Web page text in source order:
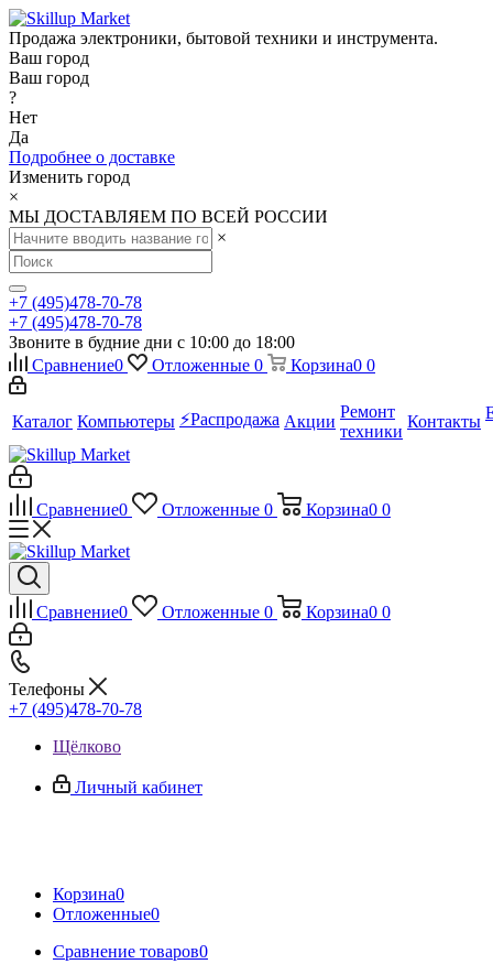
Продажа электроники, бытовой техники и инструмента.
Ваш город
Ваш город
?
Нет
Да
Подробнее о доставке
Изменить город
×
МЫ ДОСТАВЛЯЕМ ПО ВСЕЙ РОССИИ
×
+7 (495)478-70-78
+7 (495)478-70-78
Звоните в будние дни с 10:00 до 18:00
Сравнение0 Отложенные 0 Корзина0 0
Каталог Компьютеры ⚡️Распродажа Акции
Ремонт
техники
Контакты
Сравнение0 Отложенные 0 Корзина0 0
Сравнение0 Отложенные 0 Корзина0 0
Телефоны
+7 (495)478-70-78
Щёлково
Личный кабинет
Корзина0
Отложенные0
Сравнение товаров0